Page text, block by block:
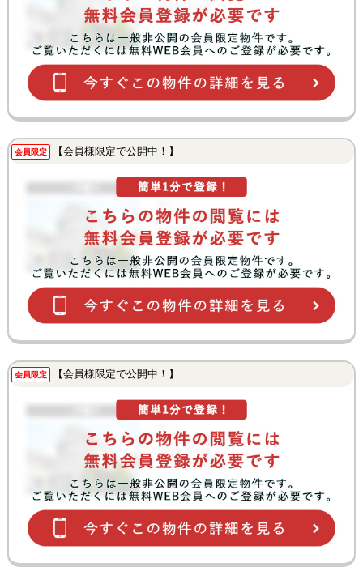
会員限定 【会員様限定で公開中！】
会員限定 【会員様限定で公開中！】